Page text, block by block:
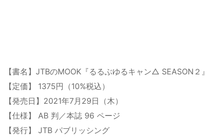
【書名】JTBのMOOK『るるぶゆるキャン△ SEASON２』
【定価】 1375円（10%税込）
【発売日】2021年7月29日（木）
【仕様】 AB 判／本誌 96 ページ
【発行】 JTB パブリッシング